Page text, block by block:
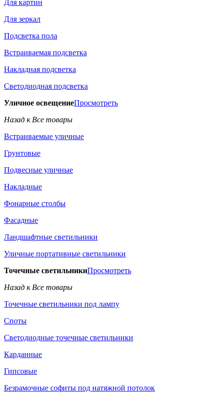
Для картин
Для зеркал
Подсветка пола
Встраиваемая подсветка
Накладная подсветка
Светодиодная подсветка
Уличное освещениеПросмотреть
Назад к Все товары
Встраиваемые уличные
Грунтовые
Подвесные уличные
Накладные
Фонарные столбы
Фасадные
Ландшафтные светильники
Уличные портативные светильники
Точечные светильникиПросмотреть
Назад к Все товары
Точечные светильники под лампу
Споты
Светодиодные точечные светильники
Карданные
Гипсовые
Безрамочные софиты под натяжной потолок